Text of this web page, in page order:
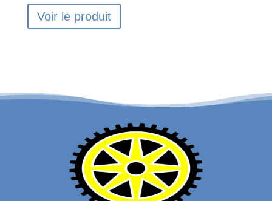
Voir le produit